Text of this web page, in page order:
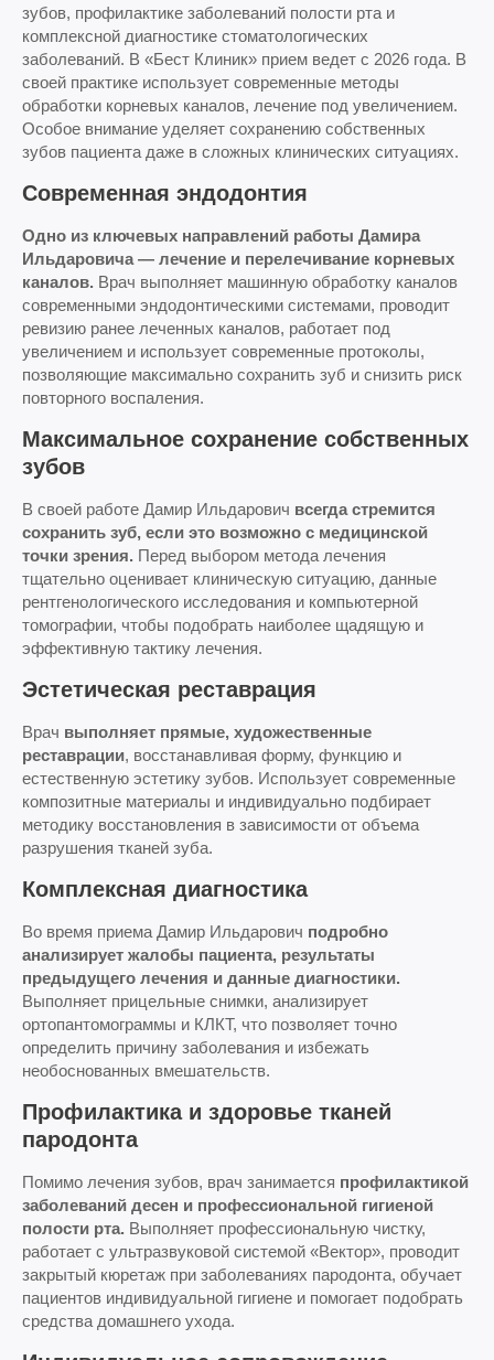
зубов, профилактике заболеваний полости рта и
комплексной диагностике стоматологических
заболеваний. В «Бест Клиник» прием ведет с 2026 года. В
своей практике использует современные методы
обработки корневых каналов, лечение под увеличением.
Особое внимание уделяет сохранению собственных
зубов пациента даже в сложных клинических ситуациях.
Современная эндодонтия
Одно из ключевых направлений работы Дамира
Ильдаровича — лечение и перелечивание корневых
каналов. Врач выполняет машинную обработку каналов
современными эндодонтическими системами, проводит
ревизию ранее леченных каналов, работает под
увеличением и использует современные протоколы,
позволяющие максимально сохранить зуб и снизить риск
повторного воспаления.
Максимальное сохранение собственных
зубов
В своей работе Дамир Ильдарович всегда стремится
сохранить зуб, если это возможно с медицинской
точки зрения. Перед выбором метода лечения
тщательно оценивает клиническую ситуацию, данные
рентгенологического исследования и компьютерной
томографии, чтобы подобрать наиболее щадящую и
эффективную тактику лечения.
Эстетическая реставрация
Врач выполняет прямые, художественные
реставрации, восстанавливая форму, функцию и
естественную эстетику зубов. Использует современные
композитные материалы и индивидуально подбирает
методику восстановления в зависимости от объема
разрушения тканей зуба.
Комплексная диагностика
Во время приема Дамир Ильдарович подробно
анализирует жалобы пациента, результаты
предыдущего лечения и данные диагностики.
Выполняет прицельные снимки, анализирует
ортопантомограммы и КЛКТ, что позволяет точно
определить причину заболевания и избежать
необоснованных вмешательств.
Профилактика и здоровье тканей
пародонта
Помимо лечения зубов, врач занимается профилактикой
заболеваний десен и профессиональной гигиеной
полости рта. Выполняет профессиональную чистку,
работает с ультразвуковой системой «Вектор», проводит
закрытый кюретаж при заболеваниях пародонта, обучает
пациентов индивидуальной гигиене и помогает подобрать
средства домашнего ухода.